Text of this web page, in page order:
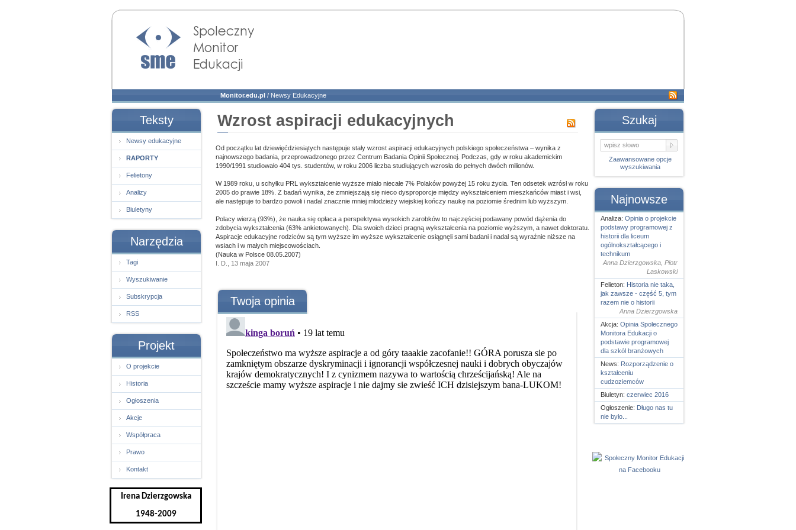
Społeczny Monitor
Edukacji
Monitor.edu.pl / Newsy Edukacyjne
Teksty
Newsy edukacyjne
RAPORTY
Felietony
Analizy
Biuletyny
Narzędzia
Tagi
Wyszukiwanie
Subskrypcja
RSS
Projekt
O projekcie
Historia
Ogłoszenia
Akcje
Współpraca
Prawo
Kontakt
Irena Dzierzgowska
1948-2009
Wzrost aspiracji edukacyjnych
Od początku lat dziewięćdziesiątych następuje stały wzrost aspiracji edukacyjnych polskiego społeczeństwa – wynika z
najnowszego badania, przeprowadzonego przez Centrum Badania Opinii Społecznej. Podczas, gdy w roku akademickim
1990/1991 studiowało 404 tys. studentów, w roku 2006 liczba studiujących wzrosła do pełnych dwóch milionów.
W 1989 roku, u schyłku PRL wykształcenie wyższe miało niecałe 7% Polaków powyżej 15 roku życia. Ten odsetek wzrósł w roku
2005 do prawie 18%. Z badań wynika, że zmniejszają się nieco dysproporcje między wykształceniem mieszkańców miast i wsi,
ale następuje to bardzo powoli i nadal znacznie mniej młodzieży wiejskiej kończy naukę na poziomie średnim lub wyższym.
Polacy wierzą (93%), że nauka się opłaca a perspektywa wysokich zarobków to najczęściej podawany powód dążenia do
zdobycia wykształcenia (63% ankietowanych). Dla swoich dzieci pragną wykształcenia na poziomie wyższym, a nawet doktoratu.
Aspiracje edukacyjne rodziców są tym wyższe im wyższe wykształcenie osiągnęli sami badani i nadal są wyraźnie niższe na
wsiach i w małych miejscowościach.
(Nauka w Polsce 08.05.2007)
I. D., 13 maja 2007
Twoja opinia
Szukaj
Zaawansowane opcje
wyszukiwania
Najnowsze
Analiza: Opinia o projekcie
podstawy programowej z
historii dla liceum
ogólnokształcącego i
technikum
Anna Dzierzgowska, Piotr
Laskowski
Felieton: Historia nie taka,
jak zawsze - część 5, tym
razem nie o historii
Anna Dzierzgowska
Akcja: Opinia Spolecznego
Monitora Edukacji o
podstawie programowej
dla szkól branżowych
News: Rozporządzenie o
kształceniu
cudzoziemców
Biuletyn: czerwiec 2016
Ogłoszenie: Długo nas tu
nie było...